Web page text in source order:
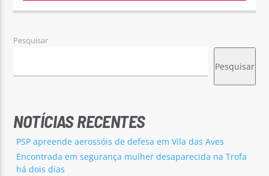
Pesquisar
Pesquisar
NOTÍCIAS RECENTES
PSP apreende aerossóis de defesa em Vila das Aves
Encontrada em segurança mulher desaparecida na Trofa
há dois dias